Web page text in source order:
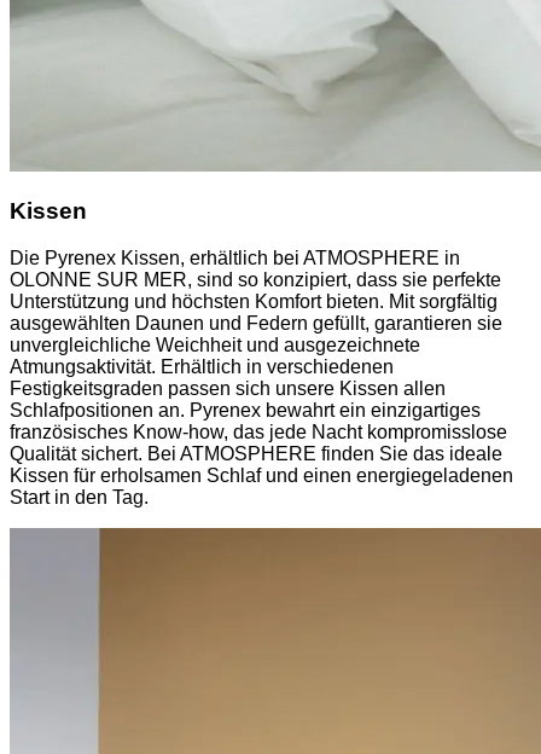
Kissen
Die Pyrenex Kissen, erhältlich bei ATMOSPHERE in
OLONNE SUR MER, sind so konzipiert, dass sie perfekte
Unterstützung und höchsten Komfort bieten. Mit sorgfältig
ausgewählten Daunen und Federn gefüllt, garantieren sie
unvergleichliche Weichheit und ausgezeichnete
Atmungsaktivität. Erhältlich in verschiedenen
Festigkeitsgraden passen sich unsere Kissen allen
Schlafpositionen an. Pyrenex bewahrt ein einzigartiges
französisches Know-how, das jede Nacht kompromisslose
Qualität sichert. Bei ATMOSPHERE finden Sie das ideale
Kissen für erholsamen Schlaf und einen energiegeladenen
Start in den Tag.